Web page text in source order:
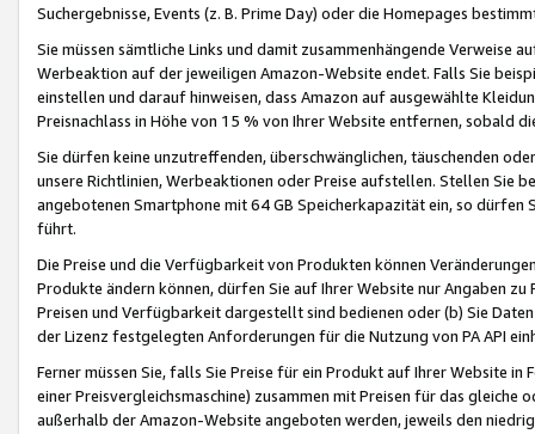
Suchergebnisse, Events (z. B. Prime Day) oder die Homepages
Sie müssen sämtliche Links und damit zusammenhängende
Werbeaktion auf der jeweiligen Amazon-Website endet. Falls Sie
einstellen und darauf hinweisen, dass Amazon auf ausgewählte
Preisnachlass in Höhe von 15 % von Ihrer Website entfernen, sobald
Sie dürfen keine unzutreffenden, überschwänglichen, täuschenden
unsere Richtlinien, Werbeaktionen oder Preise aufstellen. Stellen Sie
angebotenen Smartphone mit 64 GB Speicherkapazität ein, so dürfen
führt.
Die Preise und die Verfügbarkeit von Produkten können
Produkte ändern können, dürfen Sie auf Ihrer Website nur Angaben
Preisen und Verfügbarkeit dargestellt sind bedienen oder (b) Sie
der Lizenz festgelegten Anforderungen für die Nutzung von PA API
Ferner müssen Sie, falls Sie Preise für ein Produkt auf Ihrer Website
einer Preisvergleichsmaschine) zusammen mit Preisen für das
außerhalb der Amazon-Website angeboten werden, jeweils den